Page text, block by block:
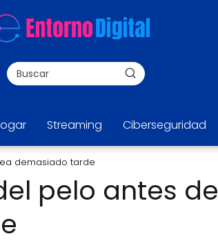
Streaming Ciberseguridad
demasiado tarde
pelo antes de